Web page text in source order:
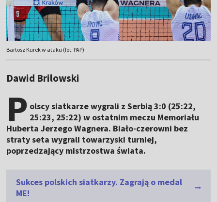
Bartosz Kurek w ataku (fot. PAP)
Dawid Brilowski
P olscy siatkarze wygrali z Serbią 3:0 (25:22,
25:23, 25:22) w ostatnim meczu Memoriału
Huberta Jerzego Wagnera. Biało-czerowni bez
straty seta wygrali towarzyski turniej,
poprzedzający mistrzostwa świata.
Sukces polskich siatkarzy. Zagrają o medal
ME!